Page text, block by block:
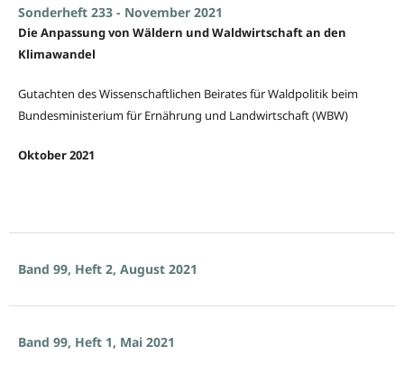
Sonderheft 233 - November 2021
Die Anpassung von Wäldern und Waldwirtschaft an den
Klimawandel
Gutachten des Wissenschaftlichen Beirates für Waldpolitik beim
Bundesministerium für Ernährung und Landwirtschaft (WBW)
Oktober 2021
Band 99, Heft 2, August 2021
Band 99, Heft 1, Mai 2021